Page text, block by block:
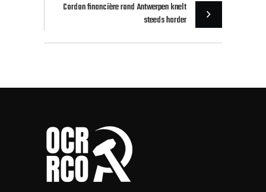
Cordon financière rond Antwerpen knelt
steeds harder